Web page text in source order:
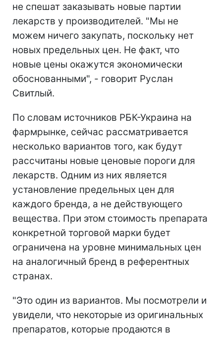
не спешат заказывать новые партии
лекарств у производителей. "Мы не
можем ничего закупать, поскольку нет
новых предельных цен. Не факт, что
новые цены окажутся экономически
обоснованными", - говорит Руслан
Свитлый.
По словам источников РБК-Украина на
фармрынке, сейчас рассматривается
несколько вариантов того, как будут
рассчитаны новые ценовые пороги для
лекарств. Одним из них является
установление предельных цен для
каждого бренда, а не действующего
вещества. При этом стоимость препарата
конкретной торговой марки будет
ограничена на уровне минимальных цен
на аналогичный бренд в референтных
странах.
"Это один из вариантов. Мы посмотрели и
увидели, что некоторые из оригинальных
препаратов, которые продаются в